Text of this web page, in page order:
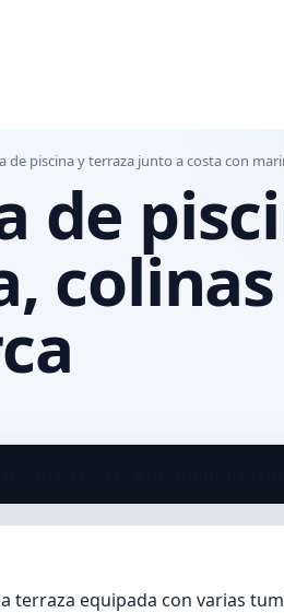
de piscina y terraza junto a costa con
de
equipada con varias